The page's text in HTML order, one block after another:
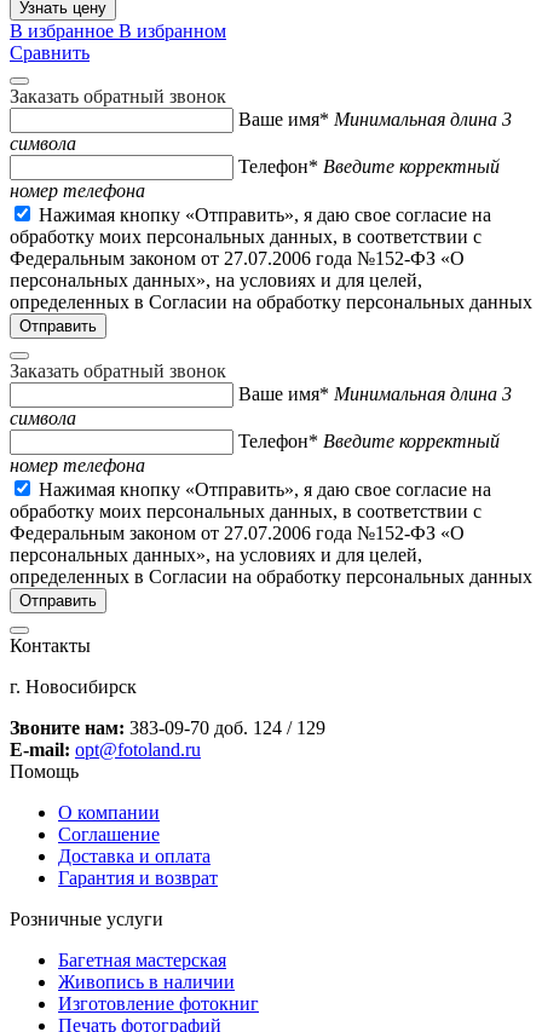
Узнать цену
В избранное В избранном
Сравнить
Заказать обратный звонок
Ваше имя* Минимальная длина 3
символа
Телефон* Введите корректный
номер телефона
Нажимая кнопку «Отправить», я даю свое согласие на
обработку моих персональных данных, в соответствии с
Федеральным законом от 27.07.2006 года №152-ФЗ «О
персональных данных», на условиях и для целей,
определенных в Согласии на обработку персональных данных
Заказать обратный звонок
Ваше имя* Минимальная длина 3
символа
Телефон* Введите корректный
номер телефона
Нажимая кнопку «Отправить», я даю свое согласие на
обработку моих персональных данных, в соответствии с
Федеральным законом от 27.07.2006 года №152-ФЗ «О
персональных данных», на условиях и для целей,
определенных в Согласии на обработку персональных данных
Контакты
г. Новосибирск
Звоните нам: 383-09-70 доб. 124 / 129
E-mail: opt@fotoland.ru
Помощь
О компании
Соглашение
Доставка и оплата
Гарантия и возврат
Розничные услуги
Багетная мастерская
Живопись в наличии
Изготовление фотокниг
Печать фотографий